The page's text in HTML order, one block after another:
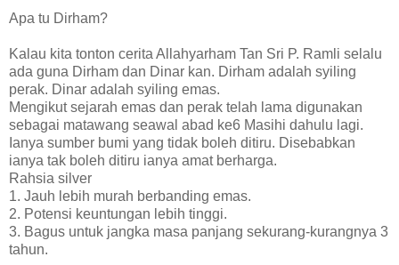
Apa tu Dirham?
Kalau kita tonton cerita Allahyarham Tan Sri P. Ramli selalu
ada guna Dirham dan Dinar kan. Dirham adalah syiling
perak. Dinar adalah syiling emas.
Mengikut sejarah emas dan perak telah lama digunakan
sebagai matawang seawal abad ke6 Masihi dahulu lagi.
Ianya sumber bumi yang tidak boleh ditiru. Disebabkan
ianya tak boleh ditiru ianya amat berharga.
Rahsia silver
1. Jauh lebih murah berbanding emas.
2. Potensi keuntungan lebih tinggi.
3. Bagus untuk jangka masa panjang sekurang-kurangnya 3
tahun.